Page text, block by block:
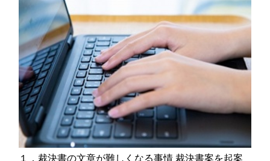
１．裁決書の文章が難しくなる事情 裁決書案を起案